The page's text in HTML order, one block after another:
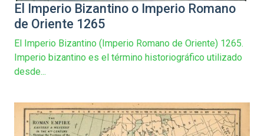
El Imperio Bizantino o Imperio Romano
de Oriente 1265
El Imperio Bizantino (Imperio Romano de Oriente) 1265.
Imperio bizantino es el término historiográfico utilizado
desde...